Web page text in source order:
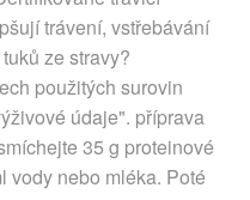
trávení, vstřebávání
ze stravy?
použitých surovin
údaje". příprava
35 g proteinové
vody nebo mléka. Poté